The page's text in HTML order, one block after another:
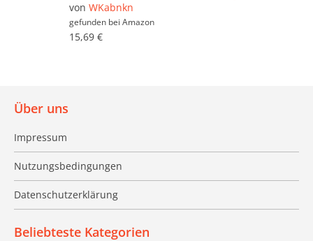
von WKabnkn
gefunden bei Amazon
15,69 €
Über uns
Impressum
Nutzungsbedingungen
Datenschutzerklärung
Beliebteste Kategorien